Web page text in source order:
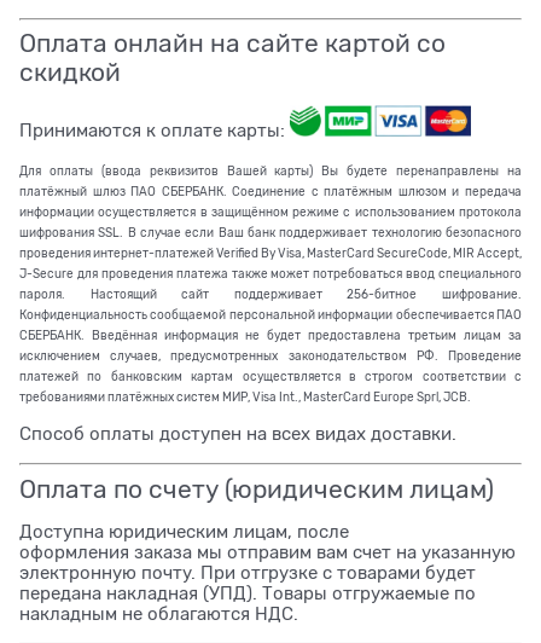
Оплата онлайн на сайте картой со
скидкой
Принимаются к оплате карты:
Для оплаты (ввода реквизитов Вашей карты) Вы будете перенаправлены на
платёжный шлюз ПАО СБЕРБАНК. Соединение с платёжным шлюзом и передача
информации осуществляется в защищённом режиме с использованием протокола
шифрования SSL. В случае если Ваш банк поддерживает технологию безопасного
проведения интернет-платежей Verified By Visa, MasterCard SecureCode, MIR Accept,
J-Secure для проведения платежа также может потребоваться ввод специального
пароля. Настоящий сайт поддерживает 256-битное шифрование.
Конфиденциальность сообщаемой персональной информации обеспечивается ПАО
СБЕРБАНК. Введённая информация не будет предоставлена третьим лицам за
исключением случаев, предусмотренных законодательством РФ. Проведение
платежей по банковским картам осуществляется в строгом соответствии с
требованиями платёжных систем МИР, Visa Int., MasterCard Europe Sprl, JCB.
Способ оплаты доступен на всех видах доставки.
Оплата по счету (юридическим лицам)
Доступна юридическим лицам, после
оформления заказа мы отправим вам счет на указанную
электронную почту. При отгрузке с товарами будет
передана накладная (УПД). Товары отгружаемые по
накладным не облагаются НДС.